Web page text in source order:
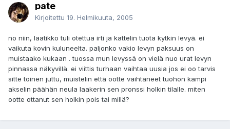
pate
Kirjoitettu 19. Helmikuuta, 2005
no niin, laatikko tuli otettua irti ja kattelin tuota kytkin levyä. ei
vaikuta kovin kuluneelta. paljonko vakio levyn paksuus on
muistaako kukaan . tuossa mun levyssä on vielä nuo urat levyn
pinnassa näkyvillä. ei viittis turhaan vaihtaa uusia jos ei oo tarvis
sitte toinen juttu, muistelin että ootte vaihtaneet tuohon kampi
akselin päähän neula laakerin sen pronssi holkin tilalle. miten
ootte ottanut sen holkin pois tai millä?